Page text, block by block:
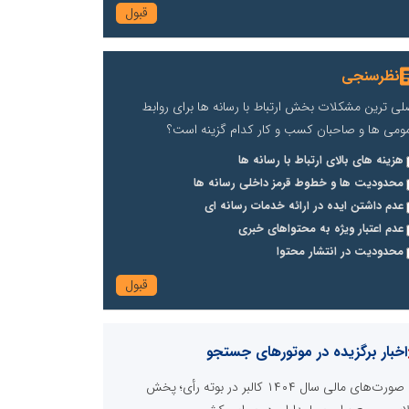
نظرسنجی
ترین مشکلات بخش ارتباط با رسانه ها برای روابط
ها و صاحبان کسب و کار کدام گزینه است؟
هزینه های بالای ارتباط با رسانه ها
محدودیت ها و خطوط قرمز داخلی رسانه ها
عدم داشتن ایده در ارائه خدمات رسانه ای
عدم اعتبار ویژه به محتواهای خبری
محدودیت در انتشار محتوا
اخبار برگزیده در موتورهای جستجو
صورت‌های مالی سال ۱۴۰۴ کالبر در بوته رأی؛ پخش